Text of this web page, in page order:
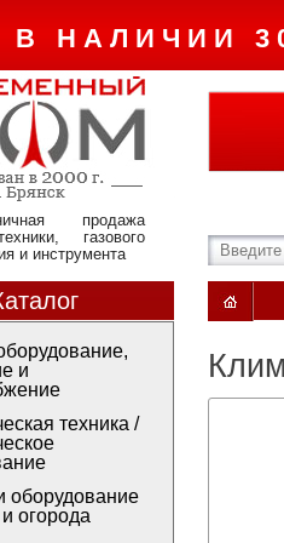
В НАЛИЧИИ
продажа
газового
и инструмента
и
техника /
оборудование
огорода